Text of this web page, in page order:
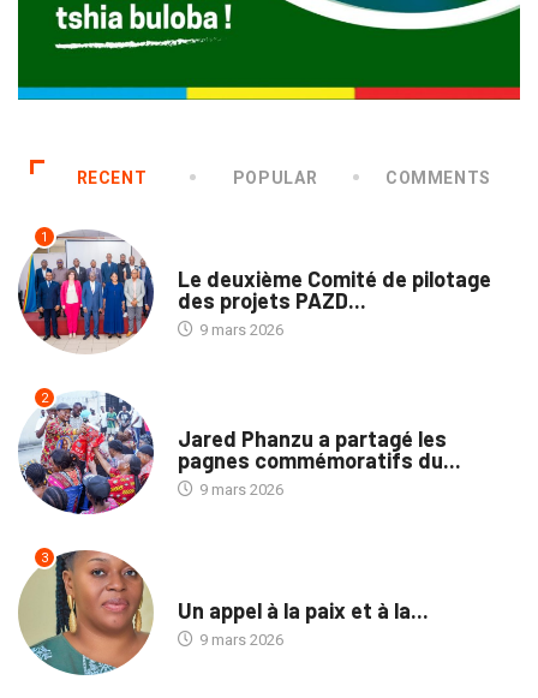
RECENT POPULAR COMMENTS
1
Le deuxième Comité de pilotage
des projets PAZD...
9 mars 2026
2
Jared Phanzu a partagé les
pagnes commémoratifs du...
9 mars 2026
3
Un appel à la paix et à la...
9 mars 2026